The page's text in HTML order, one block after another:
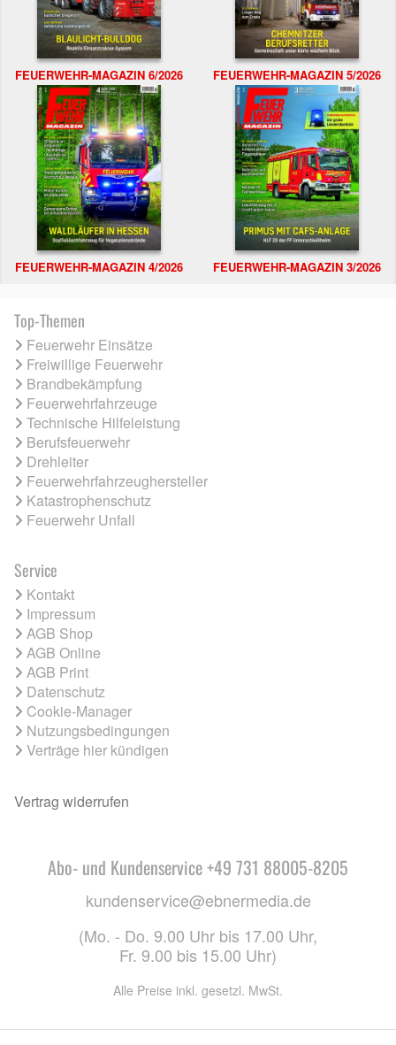
FEUERWEHR-MAGAZIN 6/2026 FEUERWEHR-MAGAZIN 5/2026
FEUERWEHR-MAGAZIN 4/2026 FEUERWEHR-MAGAZIN 3/2026
Top-Themen
Feuerwehr Einsätze
Freiwillige Feuerwehr
Brandbekämpfung
Feuerwehrfahrzeuge
Technische Hilfeleistung
Berufsfeuerwehr
Drehleiter
Feuerwehrfahrzeughersteller
Katastrophenschutz
Feuerwehr Unfall
Service
Kontakt
Impressum
AGB Shop
AGB Online
AGB Print
Datenschutz
Cookie-Manager
Nutzungsbedingungen
Verträge hier kündigen
Vertrag widerrufen
Abo- und Kundenservice +49 731 88005-8205
kundenservice@ebnermedia.de
(Mo. - Do. 9.00 Uhr bis 17.00 Uhr,
Fr. 9.00 bis 15.00 Uhr)
Alle Preise inkl. gesetzl. MwSt.